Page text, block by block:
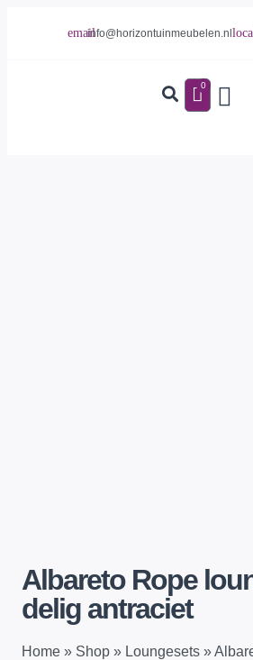
info@horizontuinmeubelen.nl
0
Albareto Rope
delig antraciet
Home » Shop » Loungesets »